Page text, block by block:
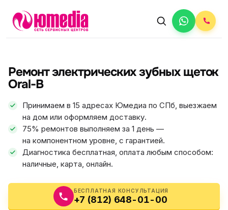
Ремонт электрических зубных щеток
Oral-B
Принимаем в 15 адресах Юмедиа по СПб, выезжаем
на дом или оформляем доставку.
75% ремонтов выполняем за 1 день —
на компонентном уровне, с гарантией.
Диагностика бесплатная, оплата любым способом:
наличные, карта, онлайн.
БЕСПЛАТНАЯ КОНСУЛЬТАЦИЯ
+7 (812) 648-01-00
ФИКС ЦЕНА 5.0
АВТОРИЗОВАННЫЙ СЕРВИС